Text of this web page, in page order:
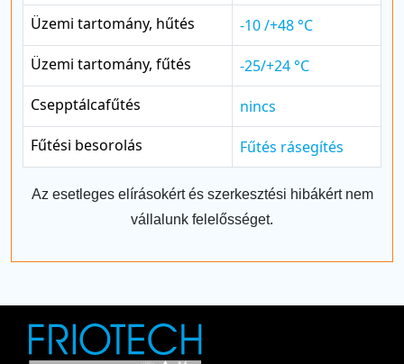
Üzemi tartomány, hűtés
-10 /+48 °C
Üzemi tartomány, fűtés
-25/+24 °C
Csepptálcafűtés
nincs
Fűtési besorolás
Fűtés rásegítés
Az esetleges elírásokért és szerkesztési hibákért nem
vállalunk felelősséget.